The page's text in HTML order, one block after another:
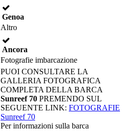
Genoa
Altro
Ancora
Fotografie imbarcazione
PUOI CONSULTARE LA
GALLERIA FOTOGRAFICA
COMPLETA DELLA BARCA
Sunreef 70 PREMENDO SUL
SEGUENTE LINK: FOTOGRAFIE
Sunreef 70
Per informazioni sulla barca